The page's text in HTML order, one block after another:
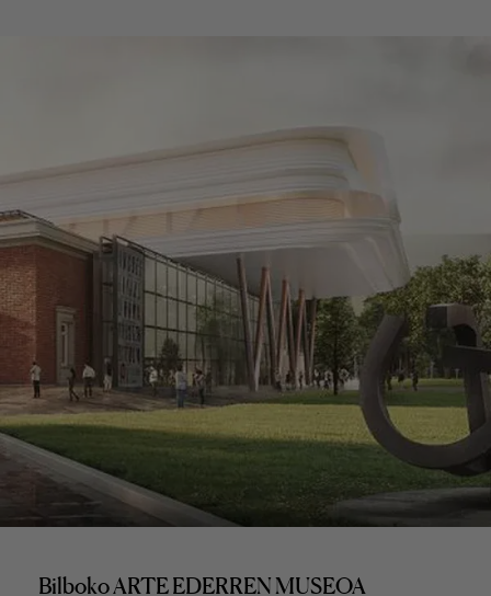
Bilboko ARTE EDERREN MUSEOA